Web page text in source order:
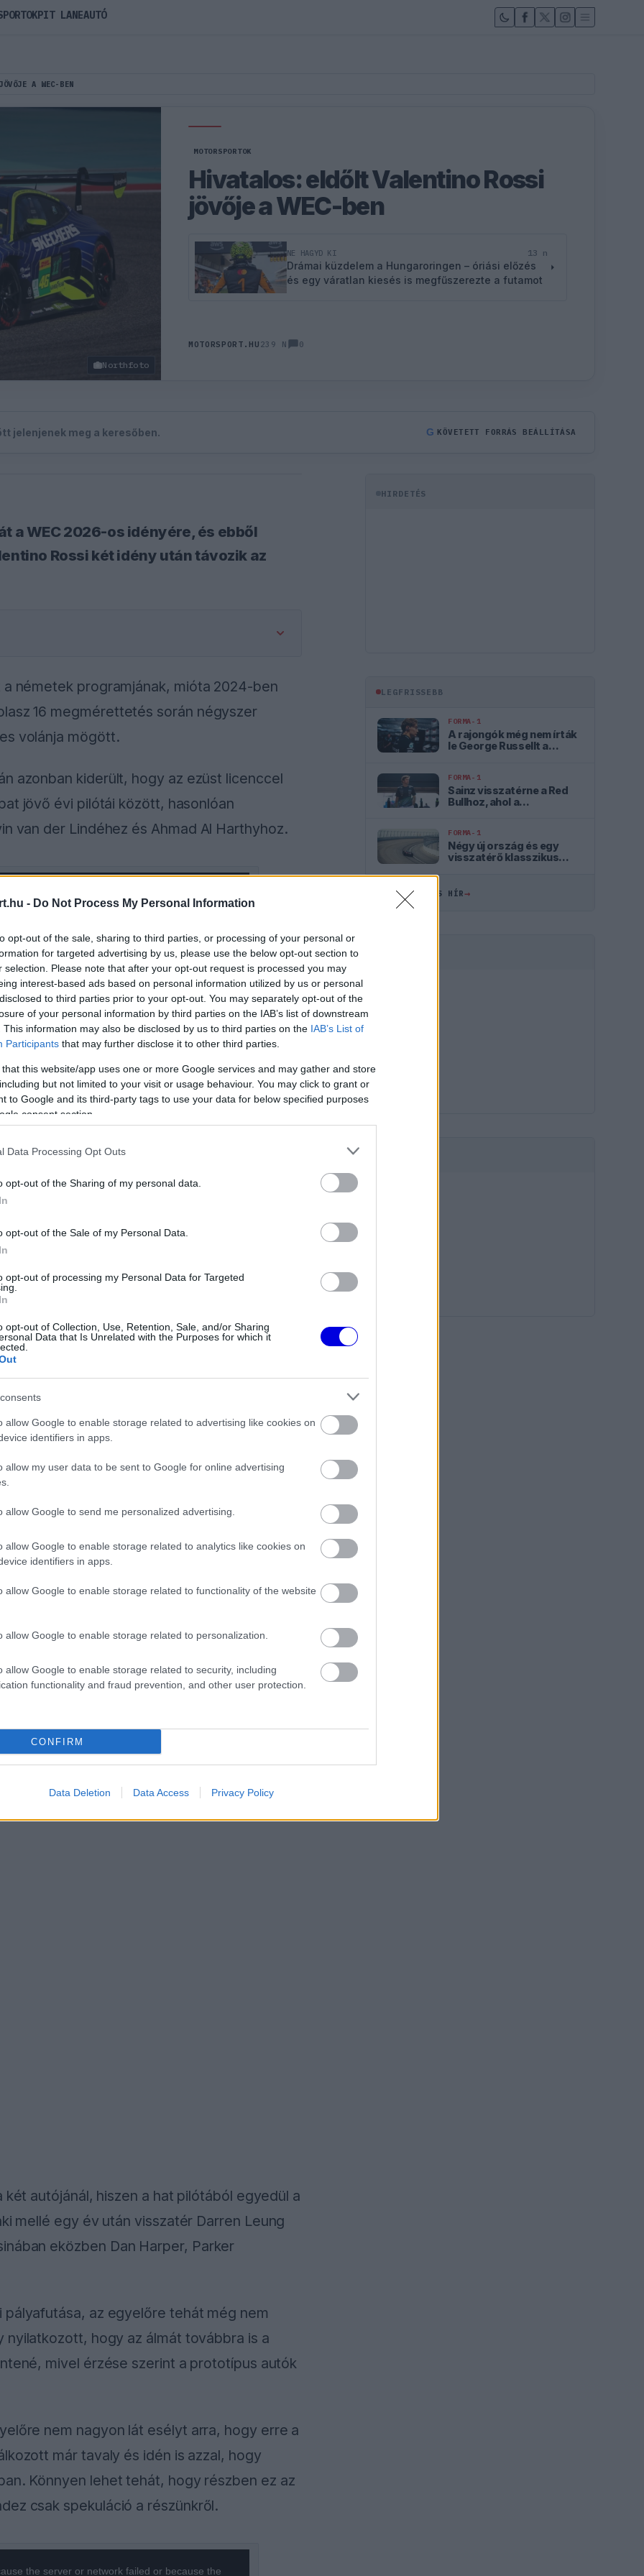
- Do Not Process My Personal Information
opt-out of the sale, sharing to third parties, or processing of your personal or
for targeted advertising by us, please use the below opt-out section to
selection. Please note that after your opt-out request is processed you may
interest-based ads based on personal information utilized by us or personal
to third parties prior to your opt-out. You may separately opt-out of the
of your personal information by third parties on the IAB’s list of downstream
This information may also be disclosed by us to third parties on the IAB’s List of
Participants that may further disclose it to other third parties.
that this website/app uses one or more Google services and may gather and store
but not limited to your visit or usage behaviour. You may click to grant or
to Google and its third-party tags to use your data for below specified purposes
consent section.
Data Processing Opt Outs
opt-out of the Sharing of my personal data.
opt-out of the Sale of my Personal Data.
opt-out of processing my Personal Data for Targeted
opt-out of Collection, Use, Retention, Sale, and/or Sharing
Data that Is Unrelated with the Purposes for which it
allow Google to enable storage related to advertising like cookies on
identifiers in apps.
allow my user data to be sent to Google for online advertising
allow Google to send me personalized advertising.
allow Google to enable storage related to analytics like cookies on
identifiers in apps.
allow Google to enable storage related to functionality of the website
allow Google to enable storage related to personalization.
allow Google to enable storage related to security, including
functionality and fraud prevention, and other user protection.
CONFIRM
Data Deletion Data Access Privacy Policy
A WEC-BEN
Northfoto
MOTORSPORTOK
Hivatalos: eldőlt Valentino Rossi
jövője a WEC-ben
NE HAGYD KI 13 n
Drámai küzdelem a Hungaroringen – óriási előzés
és egy váratlan kiesés is megfűszerezte a futamot
MOTORSPORT.HU 239 N 0
jelenjenek meg a keresőben. G KÖVETETT FORRÁS BEÁLLÍTÁSA
a WEC 2026-os idényére, és ebből
Rossi két idény után távozik az
németek programjának, mióta 2024-ben
16 megmérettetés során négyszer
volánja mögött.
azonban kiderült, hogy az ezüst licenccel
jövő évi pilótái között, hasonlóan
van der Lindéhez és Ahmad Al Harthyhoz.
the server or network failed or because the
supported.
nem tett említést Rossiról, aki
kötött megállapodása egyébként az idei
hogy új szerződést kötnek majd, Rossi
szériába, ahol korábban már versenyzett
Ferrari a
FORMA-1
Francia hatalomátvételről
autójánál, hiszen a hat pilótából egyedül a
mellé egy év után visszatér Darren Leung
eközben Dan Harper, Parker
az egyelőre tehát még nem
hogy az álmát továbbra is a
mivel érzése szerint a prototípus autók
nem nagyon lát esélyt arra, hogy erre a
már tavaly és idén is azzal, hogy
Könnyen lehet tehát, hogy részben ez az
csak spekuláció a részünkről.
the server or network failed or because the
HIRDETÉS
LEGFRISSEBB
FORMA-1
A rajongók még nem írták
le George Russellt a
FORMA-1
Sainz visszatérne a Red
Bullhoz, ahol a
FORMA-1
Négy új ország és egy
visszatérő klasszikus
ÖSSZES FRISS HÍR→
PIT LANEAUTÓ